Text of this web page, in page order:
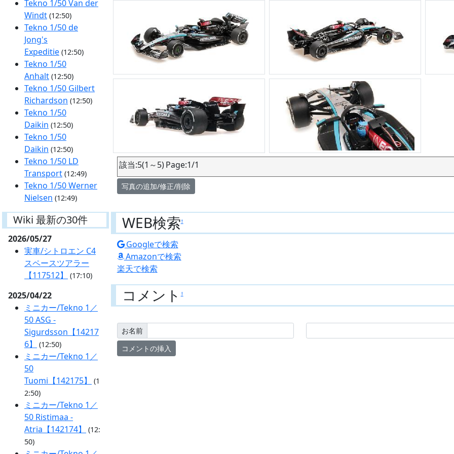
Tekno 1/50 Van der
Windt (12:50)
Tekno 1/50 de
Jong's
Expeditie (12:50)
Tekno 1/50
Anhalt (12:50)
Tekno 1/50 Gilbert
Richardson (12:50)
Tekno 1/50
Daikin (12:50)
Tekno 1/50
Daikin (12:50)
Tekno 1/50 LD
Transport (12:49)
Tekno 1/50 Werner
Nielsen (12:49)
Wiki 最新の30件
2026/05/27
実車/シトロエン C4
スペースツアラー
【117512】
(17:10)
2025/04/22
ミニカー/Tekno 1／
50 ASG -
Sigurdsson【14217
6】
(12:50)
ミニカー/Tekno 1／
50
Tuomi【142175】
(1
2:50)
ミニカー/Tekno 1／
50 Ristimaa -
Atria【142174】
(12:
50)
該当:5(1～5) Page:1/1
写真の追加/修正/削除
WEB検索†
Googleで検索
Amazonで検索
楽天で検索
コメント†
お名前